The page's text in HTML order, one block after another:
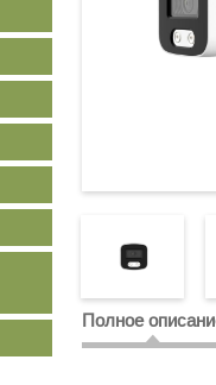
Полное